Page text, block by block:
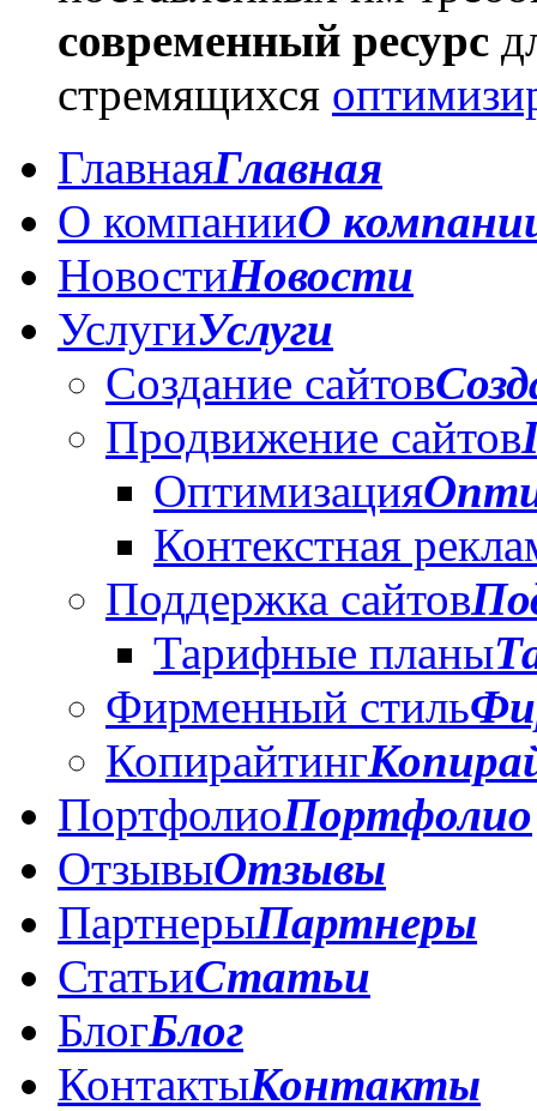
современный ресурс
стремящихся
ГлавнаяГлавная
О компанииО
НовостиНовости
УслугиУслуги
Создание сайтов
Продвижение сайтов
Оптимизация
Контекстная
Поддержка сайтов
Тарифные планы
Фирменный стиль
Копирайтинг
ПортфолиоПортфолио
ОтзывыОтзывы
ПартнерыПартнеры
СтатьиСтатьи
БлогБлог
КонтактыКонтакты